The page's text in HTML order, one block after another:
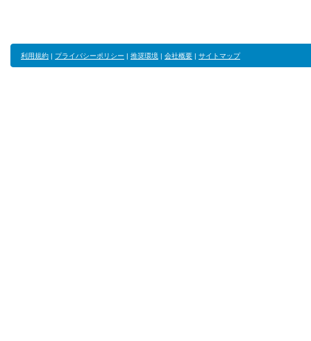
利用規約 | プライバシーポリシー | 推奨環境 | 会社概要 | サイトマップ